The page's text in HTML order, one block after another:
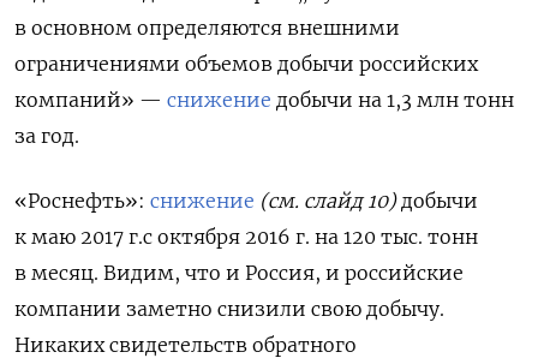
в основном определяются внешними
ограничениями объемов добычи российских
компаний» — снижение добычи на 1,3 млн тонн
за год.
«Роснефть»: снижение (см. слайд 10)добычи
к маю 2017 г.с октября 2016 г. на 120 тыс. тонн
в месяц. Видим, что и Россия, и российские
компании заметно снизили свою добычу.
Никаких свидетельств обратного